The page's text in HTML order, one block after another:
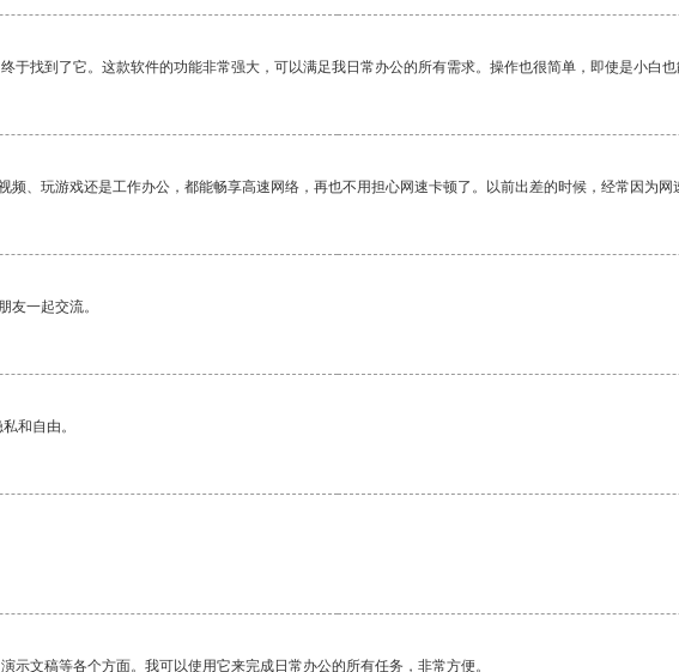
于找到了它。这款软件的功能非常强大，可以满足我日常办公的所有需求。操作也很简单，即使是小白也
、玩游戏还是工作办公，都能畅享高速网络，再也不用担心网速卡顿了。以前出差的时候，经常因为
友一起交流。
和自由。
示文稿等各个方面。我可以使用它来完成日常办公的所有任务，非常方便。